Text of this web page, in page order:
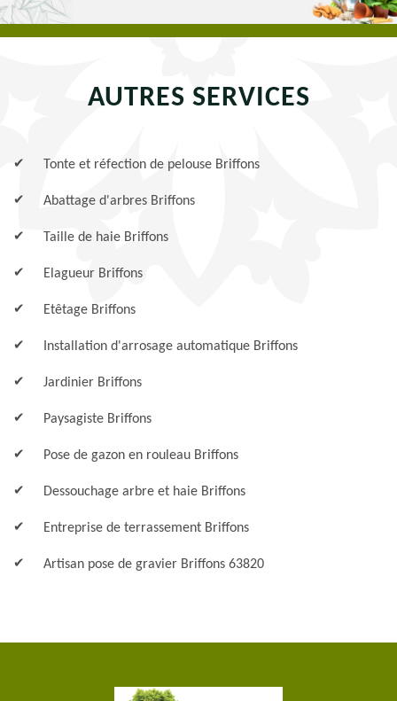
AUTRES SERVICES
Tonte et réfection de pelouse Briffons
Abattage d'arbres Briffons
Taille de haie Briffons
Elagueur Briffons
Etêtage Briffons
Installation d'arrosage automatique Briffons
Jardinier Briffons
Paysagiste Briffons
Pose de gazon en rouleau Briffons
Dessouchage arbre et haie Briffons
Entreprise de terrassement Briffons
Artisan pose de gravier Briffons 63820